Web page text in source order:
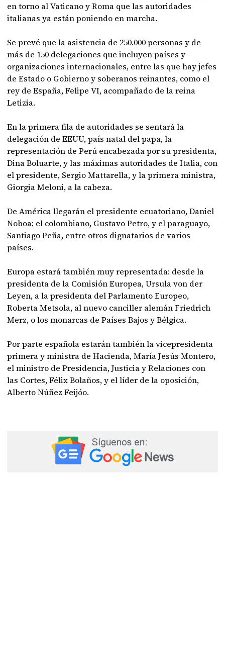
en torno al Vaticano y Roma que las autoridades
italianas ya están poniendo en marcha.
Se prevé que la asistencia de 250.000 personas y de
más de 150 delegaciones que incluyen países y
organizaciones internacionales, entre las que hay jefes
de Estado o Gobierno y soberanos reinantes, como el
rey de España, Felipe VI, acompañado de la reina
Letizia.
En la primera fila de autoridades se sentará la
delegación de EEUU, país natal del papa, la
representación de Perú encabezada por su presidenta,
Dina Boluarte, y las máximas autoridades de Italia, con
el presidente, Sergio Mattarella, y la primera ministra,
Giorgia Meloni, a la cabeza.
De América llegarán el presidente ecuatoriano, Daniel
Noboa; el colombiano, Gustavo Petro, y el paraguayo,
Santiago Peña, entre otros dignatarios de varios
países.
Europa estará también muy representada: desde la
presidenta de la Comisión Europea, Ursula von der
Leyen, a la presidenta del Parlamento Europeo,
Roberta Metsola, al nuevo canciller alemán Friedrich
Merz, o los monarcas de Países Bajos y Bélgica.
Por parte española estarán también la vicepresidenta
primera y ministra de Hacienda, María Jesús Montero,
el ministro de Presidencia, Justicia y Relaciones con
las Cortes, Félix Bolaños, y el líder de la oposición,
Alberto Núñez Feijóo.